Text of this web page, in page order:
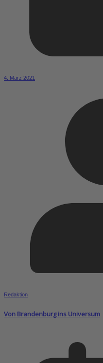
4. März 2021
Redaktion
Von Brandenburg ins Universum